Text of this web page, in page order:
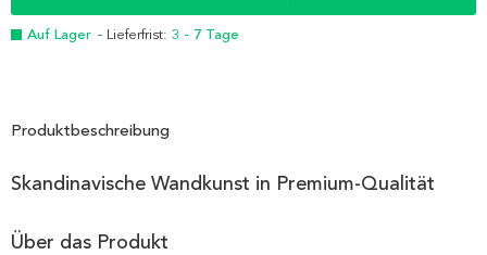
Auf Lager - Lieferfrist: 3 - 7 Tage
Produktbeschreibung
Skandinavische Wandkunst in Premium-Qualität
Über das Produkt